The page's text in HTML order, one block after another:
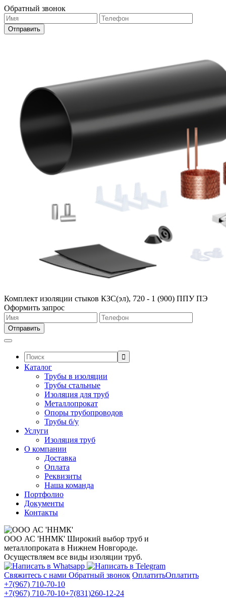
Обратный звонок
Комплект изоляции стыков КЗС(эл), 720 - 1 (900) ППУ ПЭ
Оформить запрос
Поиск:
Каталог
Трубы в изоляции
Трубы стальные
Изоляция для труб
Металлопрокат
Опоры трубопроводов
Трубы б/у
Услуги
Изоляция труб
О компании
Доставка
Оплата
Реквизиты
Наша команда
Портфолио
Документы
Контакты
ООО АС 'ННМК' Широкий выбор труб и
металлопроката в Нижнем Новгороде.
Осуществляем все виды изоляции труб.
Свяжитесь с нами Обратный звонок ОплатитьОплатить
+7(967) 710-70-10
+7(967) 710-70-10+7(831)260-12-24